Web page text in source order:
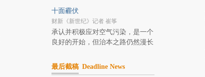
十面霾伏
财新《新世纪》记者 崔筝
承认并积极应对空气污染，是一个
良好的开始，但治本之路仍然漫长
最后截稿 Deadline News